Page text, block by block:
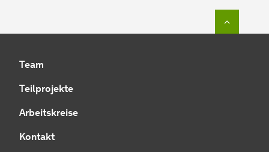
Team
Teilprojekte
Arbeitskreise
Kontakt